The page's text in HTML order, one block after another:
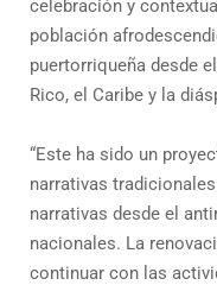
celebración y
población
puertorriqueña desde
Rico, el Caribe y la
“Este ha sido un
narrativas
narrativas desde el
nacionales. La
continuar con las